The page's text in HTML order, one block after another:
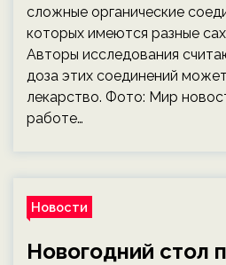
сложные органические
которых имеются разные
Авторы исследования
доза этих соединений
лекарство. Фото: Мир
работе…
Новости
Новогодний стол